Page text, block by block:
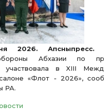
2026. Апсныпресс.
Абхазии по
в XIII
«Флот - 2026»,
РА.